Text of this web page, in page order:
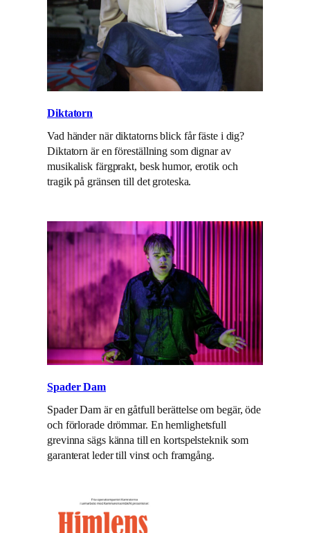
Diktatorn
Vad händer när diktatorns blick får fäste i dig?
Diktatorn är en föreställning som dignar av
musikalisk färgprakt, besk humor, erotik och
tragik på gränsen till det groteska.
Spader Dam
Spader Dam är en gåtfull berättelse om begär, öde
och förlorade drömmar. En hemlighetsfull
grevinna sägs känna till en kortspelsteknik som
garanterat leder till vinst och framgång.